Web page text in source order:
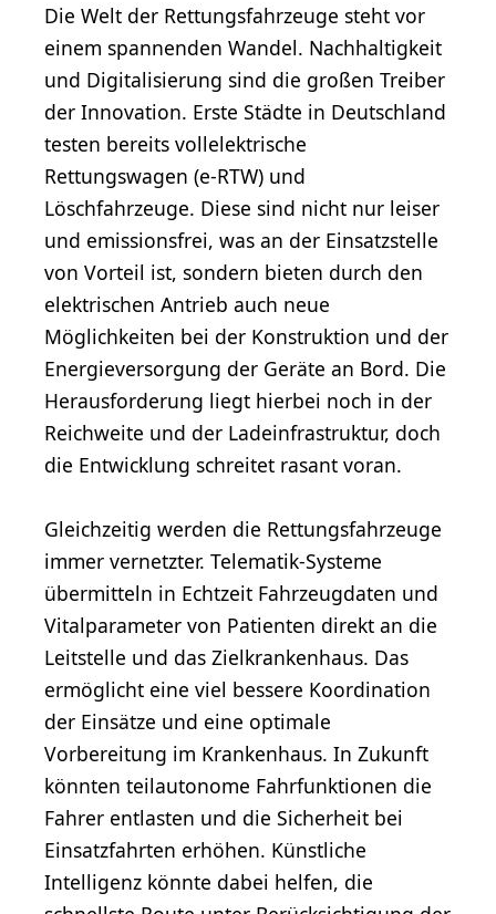
Die Welt der Rettungsfahrzeuge steht vor
einem spannenden Wandel. Nachhaltigkeit
und Digitalisierung sind die großen Treiber
der Innovation. Erste Städte in Deutschland
testen bereits vollelektrische
Rettungswagen (e-RTW) und
Löschfahrzeuge. Diese sind nicht nur leiser
und emissionsfrei, was an der Einsatzstelle
von Vorteil ist, sondern bieten durch den
elektrischen Antrieb auch neue
Möglichkeiten bei der Konstruktion und der
Energieversorgung der Geräte an Bord. Die
Herausforderung liegt hierbei noch in der
Reichweite und der Ladeinfrastruktur, doch
die Entwicklung schreitet rasant voran.
Gleichzeitig werden die Rettungsfahrzeuge
immer vernetzter. Telematik-Systeme
übermitteln in Echtzeit Fahrzeugdaten und
Vitalparameter von Patienten direkt an die
Leitstelle und das Zielkrankenhaus. Das
ermöglicht eine viel bessere Koordination
der Einsätze und eine optimale
Vorbereitung im Krankenhaus. In Zukunft
könnten teilautonome Fahrfunktionen die
Fahrer entlasten und die Sicherheit bei
Einsatzfahrten erhöhen. Künstliche
Intelligenz könnte dabei helfen, die